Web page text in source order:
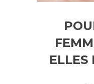
ELLES